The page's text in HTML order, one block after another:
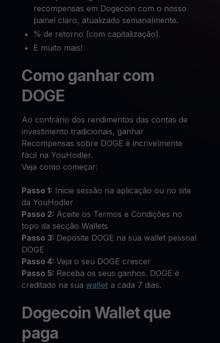
recompensas em Dogecoin com o nosso
painel claro, atualizado semanalmente.
% de retorno (com capitalização).
E muito mais!
Como ganhar com
DOGE
Ao contrário dos rendimentos das contas de
investimento tradicionais, ganhar
Recompensas sobre DOGE é incrivelmente
fácil na YouHodler.
Veja como começar:
Passo 1: Inicie sessão na aplicação ou no site
da YouHodler
Passo 2: Aceite os Termos e Condições no
topo da secção Wallets
Passo 3: Deposite DOGE na sua wallet pessoal
DOGE
Passo 4:Veja o seu DOGE crescer
Passo 5: Receba os seus ganhos. DOGE é
creditado na suawallet a cada 7 dias.
Dogecoin Wallet que
paga